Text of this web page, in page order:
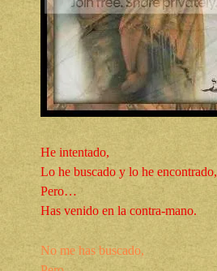
He intentado,
Lo he buscado y lo he encontrado,
Pero…
Has venido en la contra-mano.
No me has buscado,